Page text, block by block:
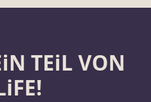
TEiL VON